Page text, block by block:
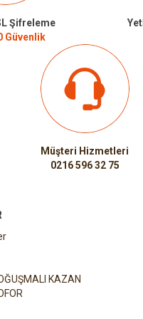
Şifreleme
Güvenlik
Müşteri Hizmetleri
0216 596 32 75
KAZAN